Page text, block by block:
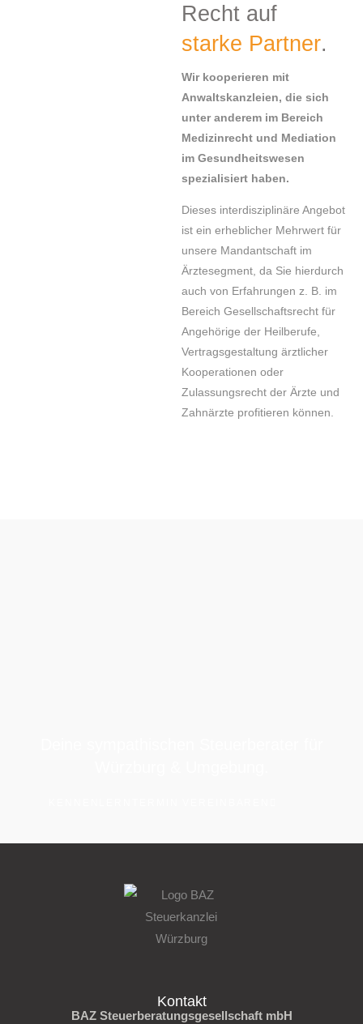
Recht auf
starke Partner.
Wir kooperieren mit
Anwaltskanzleien, die sich
unter anderem im Bereich
Medizinrecht und Mediation
im Gesundheitswesen
spezialisiert haben.
Dieses interdisziplinäre Angebot
ist ein erheblicher Mehrwert für
unsere Mandantschaft im
Ärztesegment, da Sie hierdurch
auch von Erfahrungen z. B. im
Bereich Gesellschaftsrecht für
Angehörige der Heilberufe,
Vertragsgestaltung ärztlicher
Kooperationen oder
Zulassungsrecht der Ärzte und
Zahnärzte profitieren können.
Kontakt
BAZ Steuerberatungsgesellschaft mbH